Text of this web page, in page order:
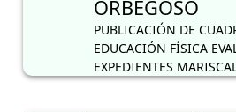
ORBEGOSO
PUBLICACIÓN DE
EDUCACIÓN FÍSICA
EXPEDIENTES